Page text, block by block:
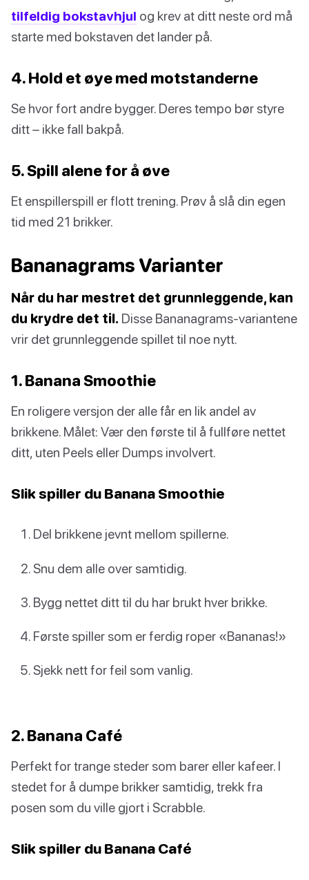
tilfeldig bokstavhjul og krev at ditt neste ord må
starte med bokstaven det lander på.
4. Hold et øye med motstanderne
Se hvor fort andre bygger. Deres tempo bør styre
ditt – ikke fall bakpå.
5. Spill alene for å øve
Et enspillerspill er flott trening. Prøv å slå din egen
tid med 21 brikker.
Bananagrams Varianter
Når du har mestret det grunnleggende, kan
du krydre det til. Disse Bananagrams-variantene
vrir det grunnleggende spillet til noe nytt.
1. Banana Smoothie
En roligere versjon der alle får en lik andel av
brikkene. Målet: Vær den første til å fullføre nettet
ditt, uten Peels eller Dumps involvert.
Slik spiller du Banana Smoothie
Del brikkene jevnt mellom spillerne.
Snu dem alle over samtidig.
Bygg nettet ditt til du har brukt hver brikke.
Første spiller som er ferdig roper «Bananas!»
Sjekk nett for feil som vanlig.
2. Banana Café
Perfekt for trange steder som barer eller kafeer. I
stedet for å dumpe brikker samtidig, trekk fra
posen som du ville gjort i Scrabble.
Slik spiller du Banana Café